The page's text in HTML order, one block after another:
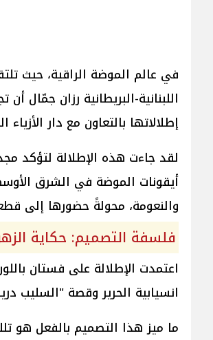
في عالم الموضة الراقية، حيث
اللبنانية-البريطانية رزان
إطلالاتها بالتعاون مع دار
لقد جاءت هذه الإطلالة لتؤكد
أيقونات الموضة في الشرق
والنعومة، محولةً حضورها إلى
فلسفة التصميم: حكاية
اعتمدت الإطلالة على فستان
انسيابية الحرير وقصة "السليب
ما ميز هذا التصميم بالفعل هو